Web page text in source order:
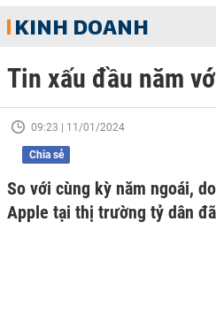
KINH DOANH
Tin xấu đầu năm
09:23 | 11/01/2024
Chia sẻ
So với cùng kỳ năm ngoái,
Apple tại thị trường tỷ dân